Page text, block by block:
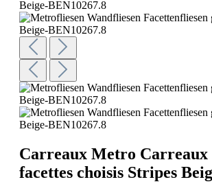
Carreaux Metro Carreaux
facettes choisis Stripes